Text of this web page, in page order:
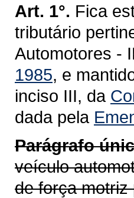
Art. 1°. Fica
tributário
Automotores -
1985, e
inciso III, da
dada pela
Parágrafo
veículo
de força motriz